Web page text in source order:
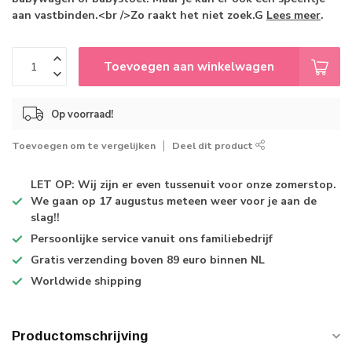
aan vastbinden.<br />Zo raakt het niet zoek.G Lees meer.
Toevoegen aan winkelwagen
Op voorraad!
Toevoegen om te vergelijken Deel dit product
LET OP: Wij zijn er even tussenuit voor onze zomerstop.
We gaan op 17 augustus meteen weer voor je aan de
slag!!
Persoonlijke service vanuit ons familiebedrijf
Gratis verzending boven 89 euro binnen NL
Worldwide shipping
Productomschrijving